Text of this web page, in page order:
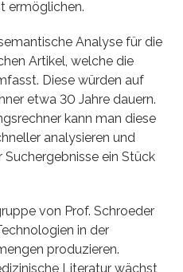
ermöglichen.
Analyse für die
Artikel, welche die
Diese würden auf
etwa 30 Jahre dauern.
kann man diese
analysieren und
ein Stück
von Prof. Schroeder
in der
produzieren.
Literatur wächst